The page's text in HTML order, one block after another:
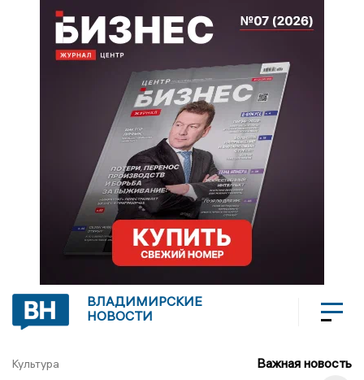
ВЛАДИМИРСКИЕ
НОВОСТИ
Культура Важная новость